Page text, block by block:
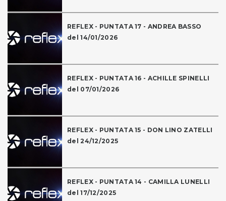
REFLEX - PUNTATA 17 - ANDREA BASSO
del 14/01/2026
REFLEX - PUNTATA 16 - ACHILLE SPINELLI
del 07/01/2026
REFLEX - PUNTATA 15 - DON LINO ZATELLI
del 24/12/2025
REFLEX - PUNTATA 14 - CAMILLA LUNELLI
del 17/12/2025